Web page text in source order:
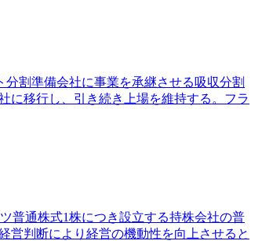
割準備会社に事業を承継させる吸収分割
に移行し、引き続き上場を維持する。フラ
普通株式1株につき設立する持株会社の普
営判断により経営の機動性を向上させると